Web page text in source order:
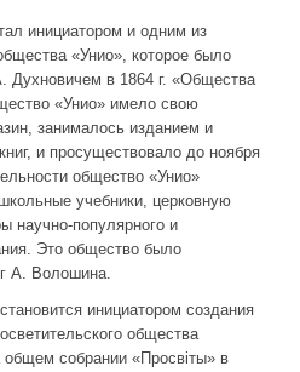
инициатором и одним из
«Унио», которое было
Духновичем в 1864 г. «Общества
«Унио» имело свою
занималось изданием и
и просуществовало до ноября
общество «Унио»
учебники, церковную
научно-популярного и
Это общество было
А. Волошина.
инициатором создания
общества
общем собрании «Просвіты» в